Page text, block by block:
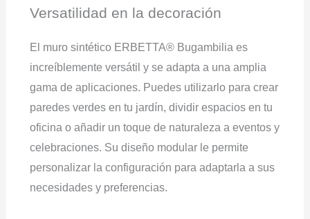
Versatilidad en la decoración
El muro sintético ERBETTA® Bugambilia es
increíblemente versátil y se adapta a una amplia
gama de aplicaciones. Puedes utilizarlo para crear
paredes verdes en tu jardín, dividir espacios en tu
oficina o añadir un toque de naturaleza a eventos y
celebraciones. Su diseño modular le permite
personalizar la configuración para adaptarla a sus
necesidades y preferencias.